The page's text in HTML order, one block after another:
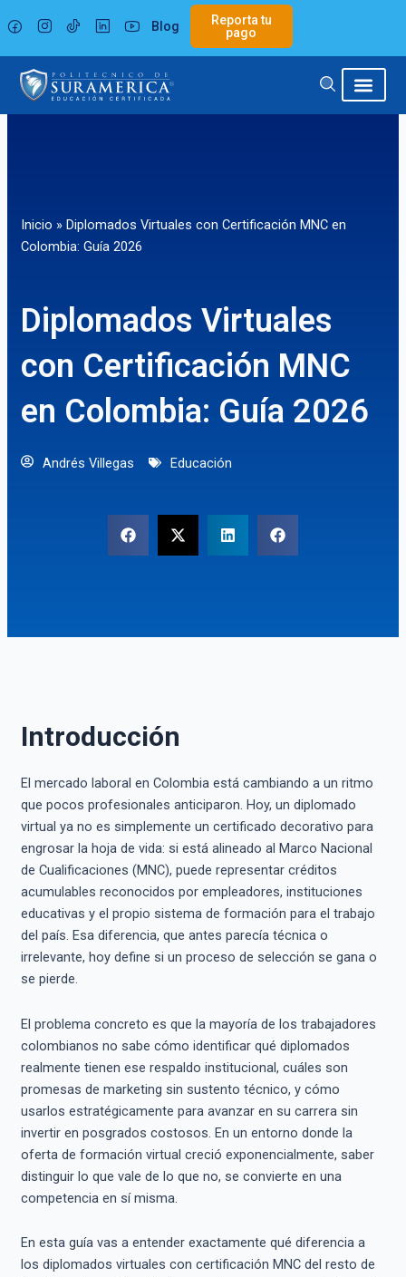
al
contenido
Blog
Reporta tu
pago
Inicio » Diplomados Virtuales con Certificación MNC en
Colombia: Guía 2026
Diplomados Virtuales
con Certificación MNC
en Colombia: Guía 2026
Andrés Villegas Educación
Introducción
El mercado laboral en Colombia está cambiando a un ritmo
que pocos profesionales anticiparon. Hoy, un diplomado
virtual ya no es simplemente un certificado decorativo para
engrosar la hoja de vida: si está alineado al Marco Nacional
de Cualificaciones (MNC), puede representar créditos
acumulables reconocidos por empleadores, instituciones
educativas y el propio sistema de formación para el trabajo
del país. Esa diferencia, que antes parecía técnica o
irrelevante, hoy define si un proceso de selección se gana o
se pierde.
El problema concreto es que la mayoría de los trabajadores
colombianos no sabe cómo identificar qué diplomados
realmente tienen ese respaldo institucional, cuáles son
promesas de marketing sin sustento técnico, y cómo
usarlos estratégicamente para avanzar en su carrera sin
invertir en posgrados costosos. En un entorno donde la
oferta de formación virtual creció exponencialmente, saber
distinguir lo que vale de lo que no, se convierte en una
competencia en sí misma.
En esta guía vas a entender exactamente qué diferencia a
los diplomados virtuales con certificación MNC del resto de